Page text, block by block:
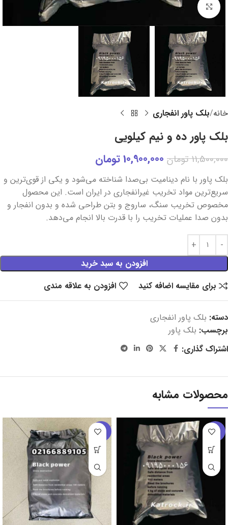
برای بزرگنمایی کلیک کنید
خانه بلک پاور انفجاری
بلک پاور ده و نیم کیلویی
11,500,000 تومان 10,900,000تومان
بلک پاور با نام دینامیت بی‌صدا شناخته می‌شود و یکی از قوی‌ترین و
سریع‌ترین مواد تخریب غیرانفجاری در ایران است. این محصول
مخصوص تخریب سنگ، ساروج و بتن طراحی شده و بدون انفجار و
بدون صدا عملیات تخریب را با قدرت بالا انجام می‌دهد.
افزودن به سبد خرید
برای مقایسه اضافه کنید
افزودن به علاقه مندی
دسته: بلک پاور انفجاری
برچسب: بلک پاور
اشتراک گذاری:
محصولات مشابه
-15%
-8%